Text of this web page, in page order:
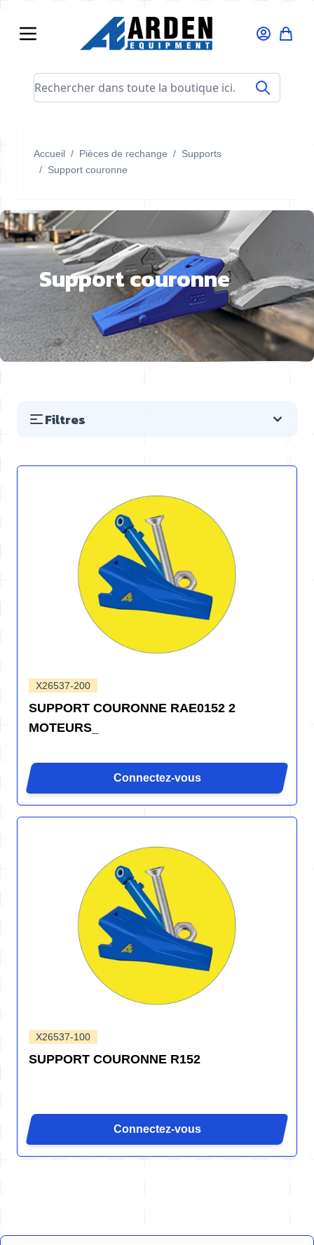
Rechercher dans toute la boutique ici...
Accueil / Pièces de rechange / Supports
/ Support couronne
Support couronne
Filtres
X26537-200
SUPPORT COURONNE RAE0152 2
MOTEURS_
Connectez-vous
X26537-100
SUPPORT COURONNE R152
Connectez-vous